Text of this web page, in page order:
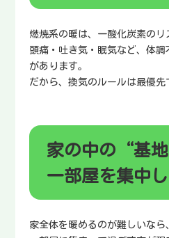
燃焼系の暖は、一酸化炭素のリ
頭痛・吐き気・眠気など、体調
があります。
だから、換気のルールは最優先
家の中の“基
一部屋を集中
家全体を暖めるのが難しいなら